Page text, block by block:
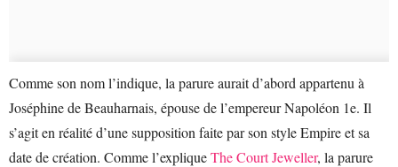
Comme son nom l’indique, la parure aurait d’abord appartenu à
Joséphine de Beauharnais, épouse de l’empereur Napoléon 1e. Il
s’agit en réalité d’une supposition faite par son style Empire et sa
date de création. Comme l’expliqueThe Court Jeweller, la parure